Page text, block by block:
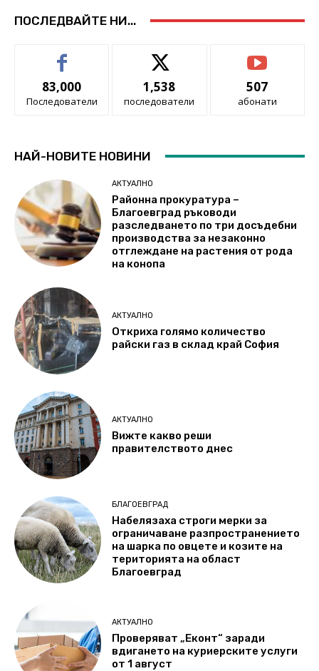
ПОСЛЕДВАЙТЕ НИ...
83,000
Последователи
1,538
последователи
507
абонати
НАЙ-НОВИТЕ НОВИНИ
АКТУАЛНО
Районна прокуратура –
Благоевград ръководи
разследването по три досъдебни
производства за незаконно
отглеждане на растения от рода
на конопа
АКТУАЛНО
Откриха голямо количество
райски газ в склад край София
АКТУАЛНО
Вижте какво реши
правителството днес
БЛАГОЕВГРАД
Набелязаха строги мерки за
ограничаване разпространението
на шарка по овцете и козите на
територията на област
Благоевград
АКТУАЛНО
Проверяват „Еконт“ заради
вдигането на куриерските услуги
от 1 август